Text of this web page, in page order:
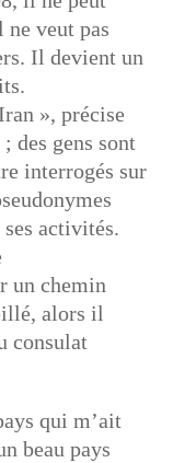
veut pas
Il devient un
», précise
des gens sont
interrogés sur
activités.
un chemin
alors il
consulat
qui m’ait
beau pays